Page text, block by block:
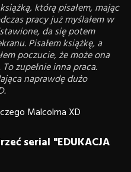
którą pisałem, mając
pracy już myślałem w
da się potem
Pisałem książkę, a
poczucie, że może ona
zupełnie inna praca.
naprawdę dużo
Malcolma XD
serial "EDUKACJA